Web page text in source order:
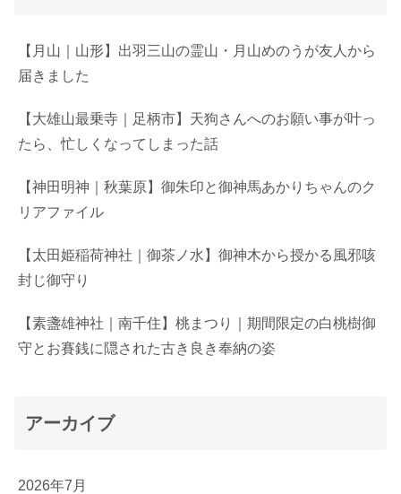
【月山｜山形】出羽三山の霊山・月山めのうが友人から
届きました
【大雄山最乗寺｜足柄市】天狗さんへのお願い事が叶っ
たら、忙しくなってしまった話
【神田明神｜秋葉原】御朱印と御神馬あかりちゃんのク
リアファイル
【太田姫稲荷神社｜御茶ノ水】御神木から授かる風邪咳
封じ御守り
【素盞雄神社｜南千住】桃まつり｜期間限定の白桃樹御
守とお賽銭に隠された古き良き奉納の姿
アーカイブ
2026年7月